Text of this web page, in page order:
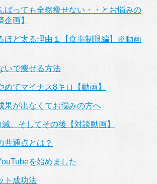
ばっても全然痩せない・・とお悩みの
画】
ほど太る理由１【食事制限編】※動画
いで痩せる方法
めてマイナス8キロ【動画】
果が出なくてお悩みの方へ
、そしてその後【対談動画】
共通点とは？
を始めました
ト成功法